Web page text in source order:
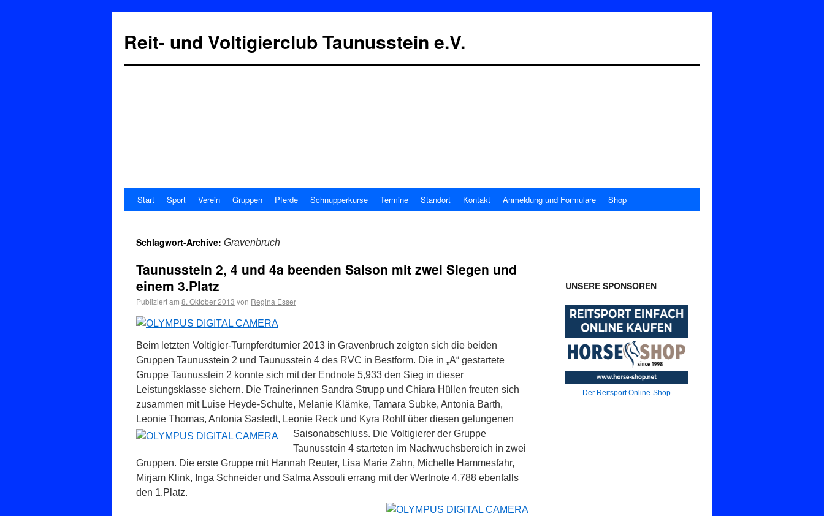
Reit- und Voltigierclub Taunusstein e.V.
Start Sport Verein Gruppen Pferde Schnupperkurse Termine Standort Kontakt Anmeldung und Formulare Shop
Schlagwort-Archive: Gravenbruch
Taunusstein 2, 4 und 4a beenden Saison mit zwei Siegen und
einem 3.Platz
Publiziert am 8. Oktober 2013 von Regina Esser
Beim letzten Voltigier-Turnpferdturnier 2013 in Gravenbruch zeigten sich die beiden
Gruppen Taunusstein 2 und Taunusstein 4 des RVC in Bestform. Die in „A“ gestartete
Gruppe Taunusstein 2 konnte sich mit der Endnote 5,933 den Sieg in dieser
Leistungsklasse sichern. Die Trainerinnen Sandra Strupp und Chiara Hüllen freuten sich
zusammen mit Luise Heyde-Schulte, Melanie Klämke, Tamara Subke, Antonia Barth,
Leonie Thomas, Antonia Sastedt, Leonie Reck und Kyra Rohlf über diesen gelungenen
Saisonabschluss. Die Voltigierer der Gruppe
Taunusstein 4 starteten im Nachwuchsbereich in zwei
Gruppen. Die erste Gruppe mit Hannah Reuter, Lisa Marie Zahn, Michelle Hammesfahr,
Mirjam Klink, Inga Schneider und Salma Assouli errang mit der Wertnote 4,788 ebenfalls
den 1.Platz.
UNSERE SPONSOREN
Der Reitsport Online-Shop